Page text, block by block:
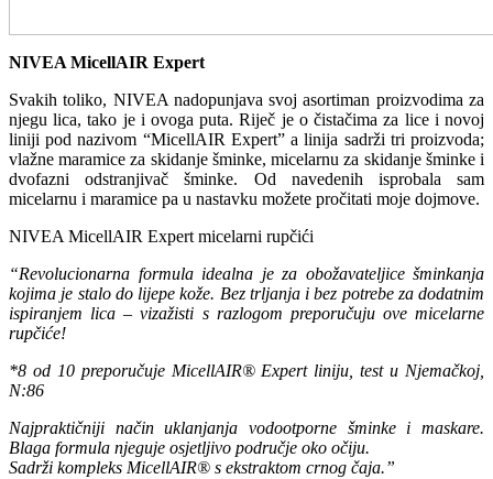
NIVEA MicellAIR Expert
Svakih toliko, NIVEA nadopunjava svoj asortiman proizvodima za
njegu lica, tako je i ovoga puta. Riječ je o čistačima za lice i novoj
liniji pod nazivom “MicellAIR Expert” a linija sadrži tri proizvoda;
vlažne maramice za skidanje šminke, micelarnu za skidanje šminke i
dvofazni odstranjivač šminke. Od navedenih isprobala sam
micelarnu i maramice pa u nastavku možete pročitati moje dojmove.
NIVEA MicellAIR Expert micelarni rupčići
“Revolucionarna formula idealna je za obožavateljice šminkanja
kojima je stalo do lijepe kože. Bez trljanja i bez potrebe za dodatnim
ispiranjem lica – vizažisti s razlogom preporučuju ove micelarne
rupčiće!
*8 od 10 preporučuje MicellAIR® Expert liniju, test u Njemačkoj,
N:86
Najpraktičniji način uklanjanja vodootporne šminke i maskare.
Blaga formula njeguje osjetljivo područje oko očiju.
Sadrži kompleks MicellAIR® s ekstraktom crnog čaja.”